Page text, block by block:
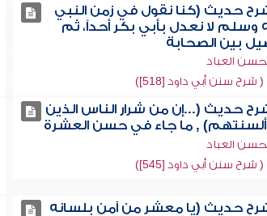
حديث (كنا نقول في زمن النبي
وسلم لا نعدل بأبي بكر أحداً، ثم
بين الصحابة
العباد
سنن أبي داود [518])
حديث (...إن من شرار الناس الذين
ألسنتهم) , ما جاء في حسن العشرة
العباد
سنن أبي داود [545])
حديث (يا معشر من آمن بلسانه